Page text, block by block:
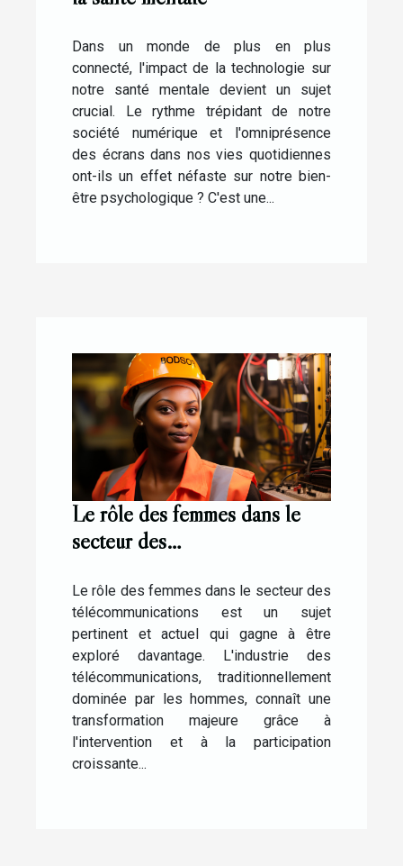
Dans un monde de plus en plus
connecté, l'impact de la technologie sur
notre santé mentale devient un sujet
crucial. Le rythme trépidant de notre
société numérique et l'omniprésence
des écrans dans nos vies quotidiennes
ont-ils un effet néfaste sur notre bien-
être psychologique ? C'est une...
Le rôle des femmes dans le
secteur des
d'Elisabeth Medou Badang
Le rôle des femmes dans le secteur des
télécommunications est un sujet
pertinent et actuel qui gagne à être
exploré davantage. L'industrie des
télécommunications, traditionnellement
dominée par les hommes, connaît une
transformation majeure grâce à
l'intervention et à la participation
croissante...